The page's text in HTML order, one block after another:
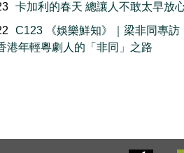
卡加利的春天 總讓人不敢太早放
C123 《娛樂鮮知》｜梁非同專訪
港年輕粵劇人的「非同」之路